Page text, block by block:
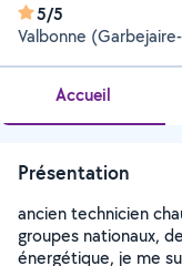
5/5
Valbonne
Accueil
Présentation
ancien technicien
groupes nationaux,
énergétique, je me